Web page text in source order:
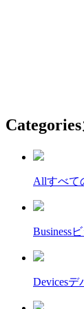
Categories
Allすべて
Business
Devicesデ